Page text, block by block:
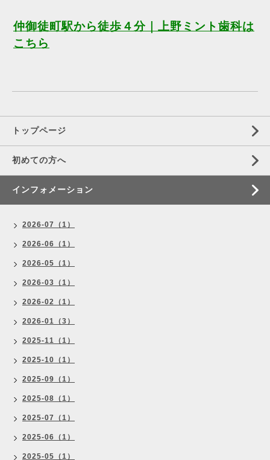
仲御徒町駅から徒歩４分｜上野ミント歯科は
こちら
トップページ
初めての方へ
インフォメーション
2026-07（1）
2026-06（1）
2026-05（1）
2026-03（1）
2026-02（1）
2026-01（3）
2025-11（1）
2025-10（1）
2025-09（1）
2025-08（1）
2025-07（1）
2025-06（1）
2025-05（1）